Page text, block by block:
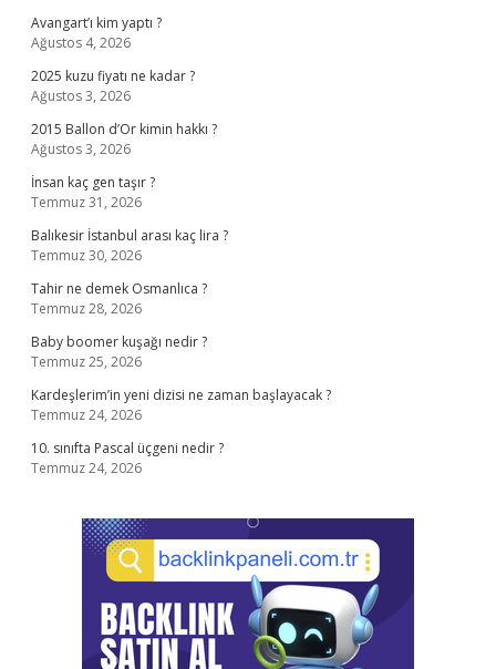
Avangart’ı kim yaptı ?
Ağustos 4, 2026
2025 kuzu fiyatı ne kadar ?
Ağustos 3, 2026
2015 Ballon d’Or kimin hakkı ?
Ağustos 3, 2026
İnsan kaç gen taşır ?
Temmuz 31, 2026
Balıkesir İstanbul arası kaç lira ?
Temmuz 30, 2026
Tahir ne demek Osmanlıca ?
Temmuz 28, 2026
Baby boomer kuşağı nedir ?
Temmuz 25, 2026
Kardeşlerim’in yeni dizisi ne zaman başlayacak ?
Temmuz 24, 2026
10. sınıfta Pascal üçgeni nedir ?
Temmuz 24, 2026